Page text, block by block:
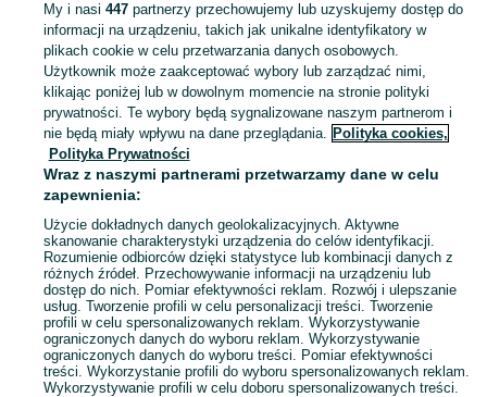
Sprzedaż artykułów do domu i ogrodu Wrocław ▶️ Szeroki wybór modeli i materiałów ✅ Nowe i używane w atrakcyjnych cenach ☝ Sprawdź oferty na OLX.pl!
Mapa kategorii
Mapa miejscowości
Mapa ministron
Popularne wyszukiwania
My i nasi 447partnerzy przechowujemy lub uzyskujemy dostęp do
informacji na urządzeniu, takich jak unikalne identyfikatory w
plikach cookie w celu przetwarzania danych osobowych.
Użytkownik może zaakceptować wybory lub zarządzać nimi,
klikając poniżej lub w dowolnym momencie na stronie polityki
prywatności. Te wybory będą sygnalizowane naszym partnerom i
nie będą miały wpływu na dane przeglądania. Polityka cookies,
Polityka Prywatności
Wraz z naszymi partnerami przetwarzamy dane w celu
zapewnienia:
Użycie dokładnych danych geolokalizacyjnych. Aktywne
skanowanie charakterystyki urządzenia do celów identyfikacji.
Rozumienie odbiorców dzięki statystyce lub kombinacji danych z
różnych źródeł. Przechowywanie informacji na urządzeniu lub
dostęp do nich. Pomiar efektywności reklam. Rozwój i ulepszanie
usług. Tworzenie profili w celu personalizacji treści. Tworzenie
profili w celu spersonalizowanych reklam. Wykorzystywanie
ograniczonych danych do wyboru reklam. Wykorzystywanie
ograniczonych danych do wyboru treści. Pomiar efektywności
treści. Wykorzystanie profili do wyboru spersonalizowanych reklam.
Wykorzystywanie profili w celu doboru spersonalizowanych treści.